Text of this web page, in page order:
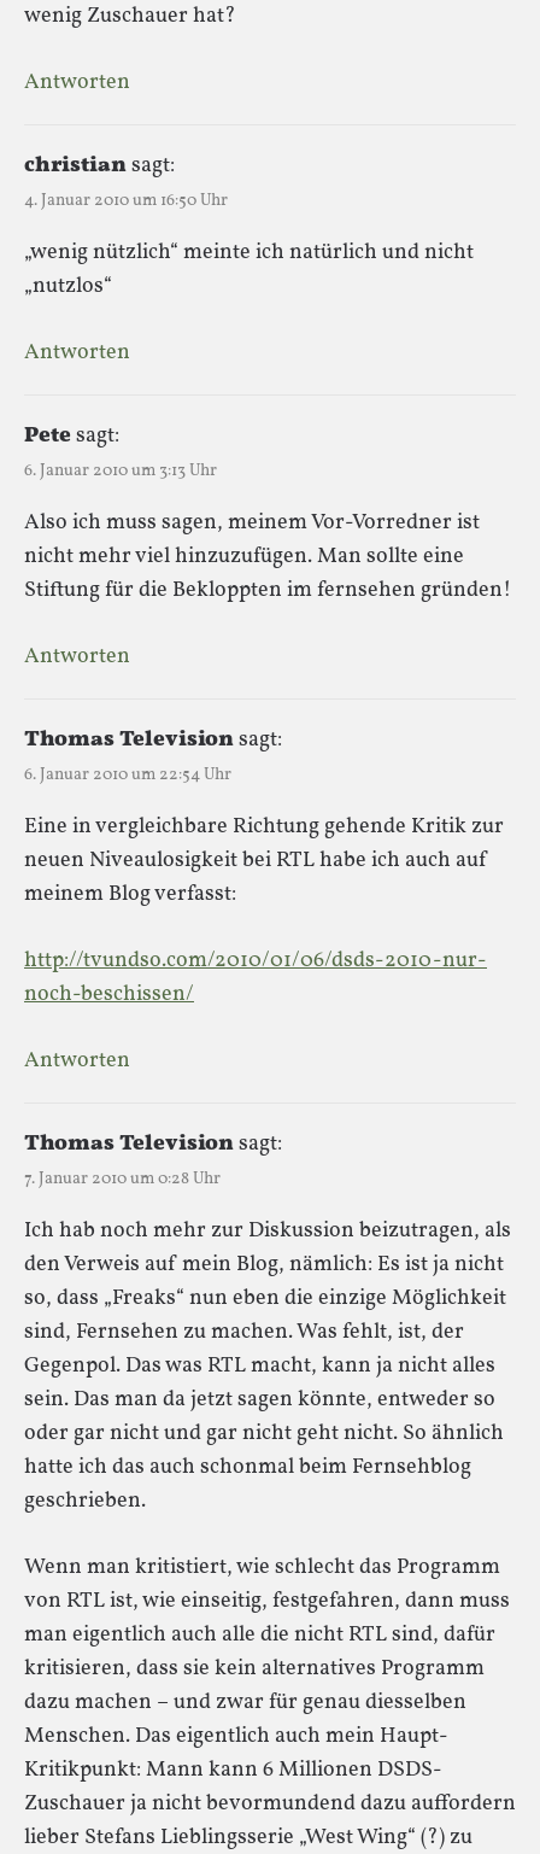
wenig Zuschauer hat?
Antworten
christiansagt:
4. Januar 2010 um 16:50 Uhr
„wenig nützlich“ meinte ich natürlich und nicht
„nutzlos“
Antworten
Petesagt:
6. Januar 2010 um 3:13 Uhr
Also ich muss sagen, meinem Vor-Vorredner ist
nicht mehr viel hinzuzufügen. Man sollte eine
Stiftung für die Bekloppten im fernsehen gründen!
Antworten
Thomas Televisionsagt:
6. Januar 2010 um 22:54 Uhr
Eine in vergleichbare Richtung gehende Kritik zur
neuen Niveaulosigkeit bei RTL habe ich auch auf
meinem Blog verfasst:
http://tvundso.com/2010/01/06/dsds-2010-nur-
noch-beschissen/
Antworten
Thomas Televisionsagt:
7. Januar 2010 um 0:28 Uhr
Ich hab noch mehr zur Diskussion beizutragen, als
den Verweis auf mein Blog, nämlich: Es ist ja nicht
so, dass „Freaks“ nun eben die einzige Möglichkeit
sind, Fernsehen zu machen. Was fehlt, ist, der
Gegenpol. Das was RTL macht, kann ja nicht alles
sein. Das man da jetzt sagen könnte, entweder so
oder gar nicht und gar nicht geht nicht. So ähnlich
hatte ich das auch schonmal beim Fernsehblog
geschrieben.
Wenn man kritistiert, wie schlecht das Programm
von RTL ist, wie einseitig, festgefahren, dann muss
man eigentlich auch alle die nicht RTL sind, dafür
kritisieren, dass sie kein alternatives Programm
dazu machen – und zwar für genau diesselben
Menschen. Das eigentlich auch mein Haupt-
Kritikpunkt: Mann kann 6 Millionen DSDS-
Zuschauer ja nicht bevormundend dazu auffordern
lieber Stefans Lieblingsserie „West Wing“ (?) zu